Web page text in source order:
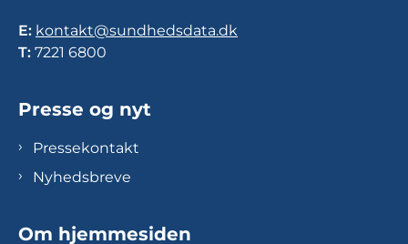
E: kontakt@sundhedsdata.dk
T: 7221 6800
Presse og nyt
Pressekontakt
Nyhedsbreve
Om hjemmesiden